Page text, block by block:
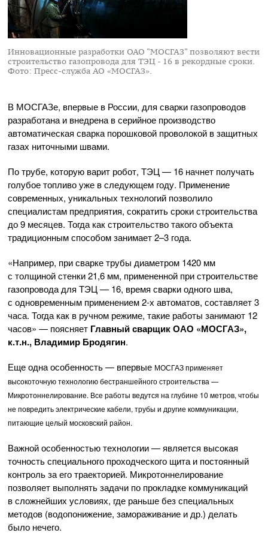
Инновационные разработки ОАО "МОСГАЗ" позволяют вести
строительство газопровода для ТЭЦ - 16 в рекордные сроки.
Фото: Пресс-служба АО «МОСГАЗ».
В МОСГАЗе, впервые в России, для сварки газопроводов
разработана и внедрена в серийное производство
автоматическая сварка порошковой проволокой в защитных
газах ниточными швами.
По трубе, которую варит робот, ТЭЦ — 16 начнет получать
голубое топливо уже в следующем году. Применение
современных, уникальных технологий позволило
специалистам предприятия, сократить сроки строительства
до 9 месяцев. Тогда как строительство такого объекта
традиционным способом занимает 2–3 года.
«Например, при сварке трубы диаметром 1420 мм
с толщиной стенки 21,6 мм, примененной при строительстве
газопровода для ТЭЦ — 16, время сварки одного шва,
с одновременным применением2-х автоматов, составляет 3
часа. Тогда как в ручном режиме, такие работы занимают 12
часов» — поясняет Главный сварщикОАО «МОСГАЗ»,
к.т.н., Владимир Бродягин.
Еще одна особенность — впервые МОСГАЗприменяет
высокоточную технологию бестраншейного строительства —
Микротоннелирование. Все работы ведутся на глубине 10 метров, чтобы
не повредить электрические кабели, трубы и другие коммуникации,
питающие целый московский район.
Важной особенностью технологии — является высокая
точность специального проходческого щита и постоянный
контроль за его траекторией. Микротоннелирование
позволяет выполнять задачи по прокладке коммуникаций
в сложнейших условиях, где раньше без специальных
методов (водопонижение, замораживание и др.) делать
было нечего.